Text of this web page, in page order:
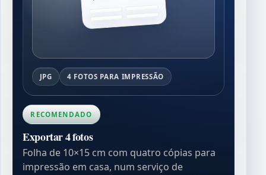
JPG 4 FOTOS PARA IMPRESSÃO
RECOMENDADO
Exportar 4 fotos
Folha de 10×15 cm com quatro cópias para
impressão em casa, num serviço de